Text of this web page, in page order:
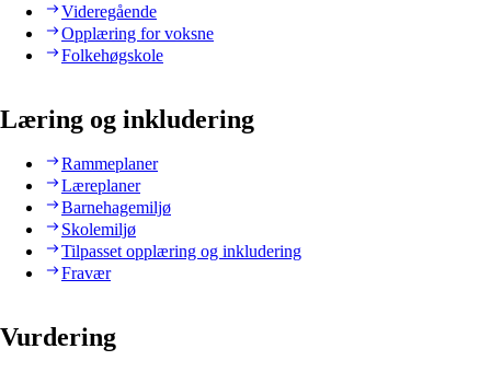
Videregående
Opplæring for voksne
Folkehøgskole
Læring og inkludering
Rammeplaner
Læreplaner
Barnehagemiljø
Skolemiljø
Tilpasset opplæring og inkludering
Fravær
Vurdering